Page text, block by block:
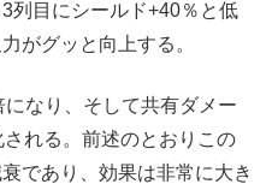
列目にシールド+40％と低
がグッと向上する。
なり、そして共有ダメー
れる。前述のとおりこの
であり、効果は非常に大き